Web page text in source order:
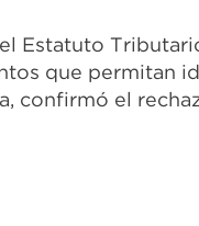
Estatuto
que permitan
confirmó el